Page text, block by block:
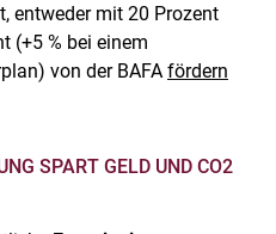
entweder mit 20 Prozent
(+5 % bei einem
von der BAFA fördern
SPART GELD UND CO2